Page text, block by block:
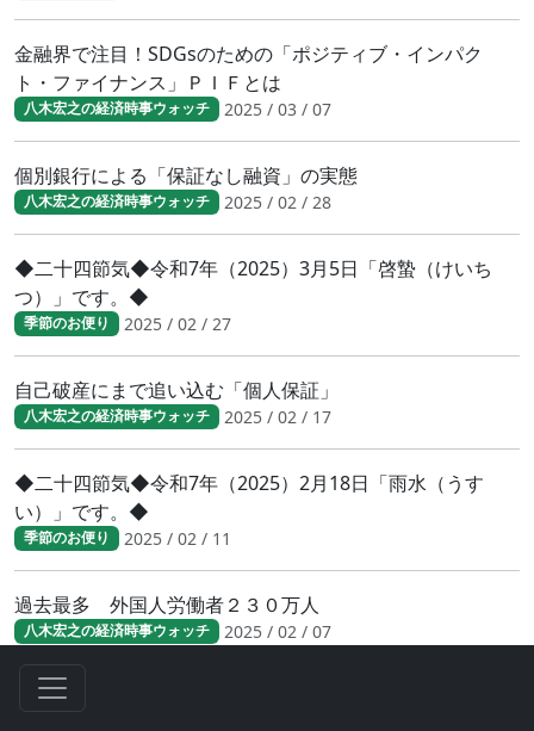
金融界で注目！SDGsのための「ポジティブ・インパク
ト・ファイナンス」ＰＩＦとは
八木宏之の経済時事ウォッチ 2025 / 03 / 07
個別銀行による「保証なし融資」の実態
八木宏之の経済時事ウォッチ 2025 / 02 / 28
◆二十四節気◆令和7年（2025）3月5日「啓蟄（けいち
つ）」です。◆
季節のお便り 2025 / 02 / 27
自己破産にまで追い込む「個人保証」
八木宏之の経済時事ウォッチ 2025 / 02 / 17
◆二十四節気◆令和7年（2025）2月18日「雨水（うす
い）」です。◆
季節のお便り 2025 / 02 / 11
過去最多 外国人労働者２３０万人
八木宏之の経済時事ウォッチ 2025 / 02 / 07
融資担保ルール明確新法要綱案